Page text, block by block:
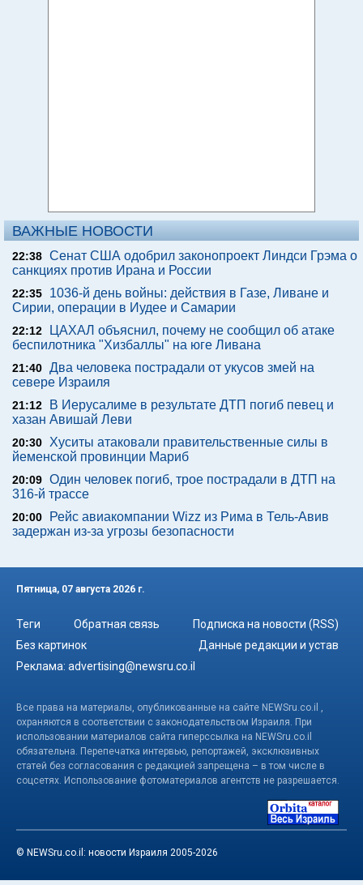
ВАЖНЫЕ НОВОСТИ
22:38 Сенат США одобрил законопроект Линдси Грэма о
санкциях против Ирана и России
22:35
1036-й день войны: действия в Газе, Ливане и
Сирии, операции в Иудее и Самарии
22:12
ЦАХАЛ объяснил, почему не сообщил об атаке
беспилотника "Хизбаллы" на юге Ливана
21:40 Два человека пострадали от укусов змей на
севере Израиля
21:12
В Иерусалиме в результате ДТП погиб певец и
хазан Авишай Леви
20:30 Хуситы атаковали правительственные силы в
йеменской провинции Мариб
20:09 Один человек погиб, трое пострадали в ДТП на
316-й трассе
20:00
Рейс авиакомпании Wizz из Рима в Тель-Авив
задержан из-за угрозы безопасности
Пятница, 07 августа 2026 г.
Теги Обратная связь
Подписка на новости (RSS)
Без картинок
Данные редакции и устав
Реклама: advertising@newsru.co.il
Все права на материалы, опубликованные на сайте NEWSru.co.il ,
охраняются в соответствии с законодательством Израиля. При
использовании материалов сайта гиперссылка на NEWSru.co.il
обязательна. Перепечатка интервью, репортажей, эксклюзивных
статей без согласования с редакцией запрещена – в том числе в
соцсетях. Использование фотоматериалов агентств не разрешается.
© NEWSru.co.il: новости Израиля 2005-2026